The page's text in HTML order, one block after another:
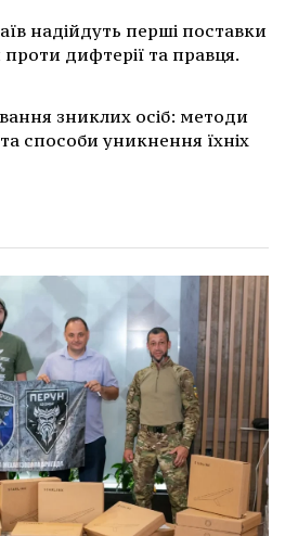
надійдуть перші поставки
дифтерії та правця.
зниклих осіб: методи
способи уникнення їхніх